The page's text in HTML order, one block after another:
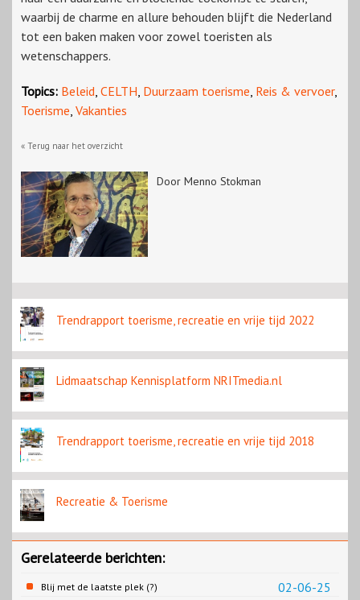
waarbij de charme en allure behouden blijft die Nederland
tot een baken maken voor zowel toeristen als
wetenschappers.
Topics: Beleid, CELTH, Duurzaam toerisme, Reis & vervoer,
Toerisme, Vakanties
« Terug naar het overzicht
Door Menno Stokman
Trendrapport toerisme, recreatie en vrije tijd 2022
Lidmaatschap Kennisplatform NRITmedia.nl
Trendrapport toerisme, recreatie en vrije tijd 2018
Recreatie & Toerisme
Gerelateerde berichten:
02-06-25
Blij met de laatste plek (?)